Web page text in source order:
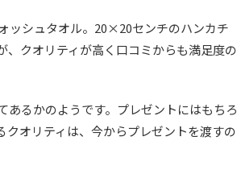
ッシュタオル。20×20センチのハンカチ
クオリティが高く口コミからも満足度の
るかのようです。プレゼントにはもちろ
オリティは、今からプレゼントを渡すの